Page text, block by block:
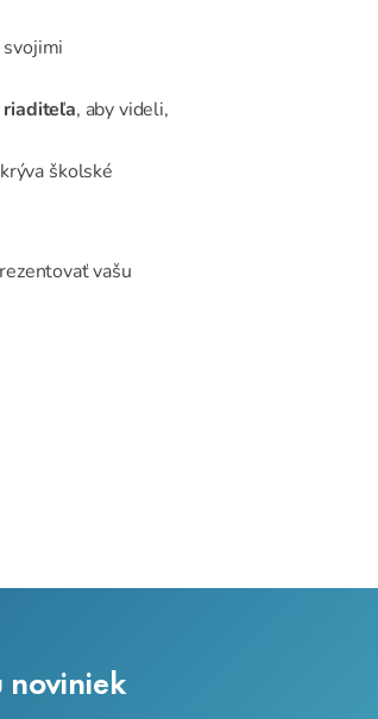
, aby videli,
školské
vašu
noviniek